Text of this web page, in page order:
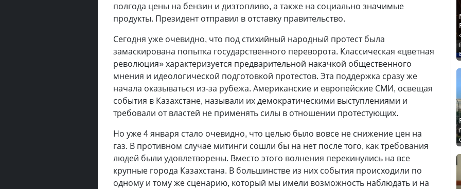
полгода цены на бензин и дизтопливо, а также на социально значимые
продукты. Президент отправил в отставку правительство.
Сегодня уже очевидно, что под стихийный народный протест была
замаскирована попытка государственного переворота. Классическая «цветная
революция» характеризуется предварительной накачкой общественного
мнения и идеологической подготовкой протестов. Эта поддержка сразу же
начала оказываться из-за рубежа. Американские и европейские СМИ, освещая
события в Казахстане, называли их демократическими выступлениями и
требовали от властей не применять силы в отношении протестующих.
Но уже 4 января стало очевидно, что целью было вовсе не снижение цен на
газ. В противном случае митинги сошли бы на нет после того, как требования
людей были удовлетворены. Вместо этого волнения перекинулись на все
крупные города Казахстана. В большинстве из них события происходили по
одному и тому же сценарию, который мы имели возможность наблюдать и на